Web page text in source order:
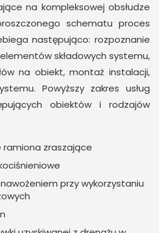
na kompleksowej obsłudze
schematu proces
następująco: rozpoznanie
składowych systemu,
na obiekt, montaż instalacji,
Powyższy zakres usług
obiektów i rodzajów
ramiona zraszające
przy wykorzystaniu